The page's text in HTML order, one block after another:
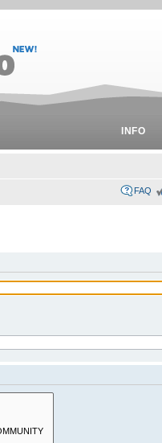
INFO
FAQ